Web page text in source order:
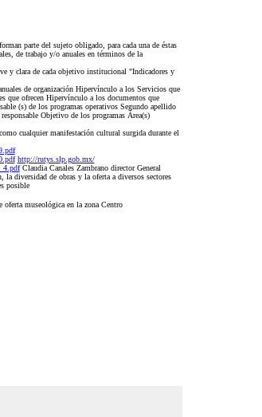
parte del sujeto obligado, para cada una de éstas
de trabajo y/o anuales en términos de la
y clara de cada objetivo institucional "Indicadores y
de organización Hipervínculo a los Servicios que
que ofrecen Hipervínculo a los documentos que
(s) de los programas operativos Segundo apellido
Objetivo de los programas Área(s)
cualquier manifestación cultural surgida durante el
http://rutys.slp.gob.mx/
Claudia Canales Zambrano director General
la diversidad de obras y la oferta a diversos sectores
posible
museológica en la zona Centro